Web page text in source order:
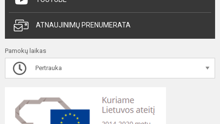
ATNAUJINIMŲ PRENUMERATA
Pamokų laikas
Pertrauka